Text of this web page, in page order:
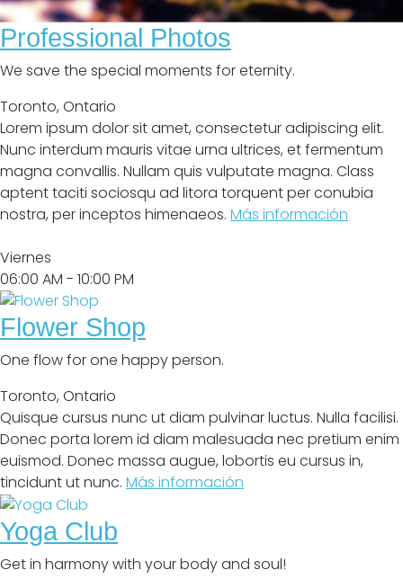
Professional Photos
We save the special moments for eternity.
Toronto, Ontario
Lorem ipsum dolor sit amet, consectetur adipiscing elit.
Nunc interdum mauris vitae urna ultrices, et fermentum
magna convallis. Nullam quis vulputate magna. Class
aptent taciti sociosqu ad litora torquent per conubia
nostra, per inceptos himenaeos. Más información
Viernes
06:00 AM - 10:00 PM
Flower Shop
One flow for one happy person.
Toronto, Ontario
Quisque cursus nunc ut diam pulvinar luctus. Nulla facilisi.
Donec porta lorem id diam malesuada nec pretium enim
euismod. Donec massa augue, lobortis eu cursus in,
tincidunt ut nunc. Más información
Yoga Club
Get in harmony with your body and soul!